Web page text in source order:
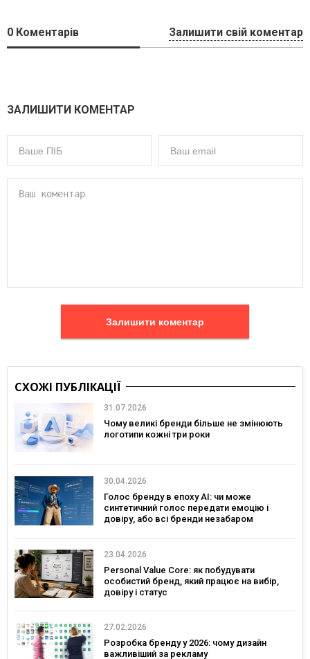
0 Коментарів Залишити свій коментар
ЗАЛИШИТИ КОМЕНТАР
Залишити коментар
СХОЖІ ПУБЛІКАЦІЇ
31.07.2026
Чому великі бренди більше не змінюють
логотипи кожні три роки
30.04.2026
Голос бренду в епоху АІ: чи може
синтетичний голос передати емоцію і
довіру, або всі бренди незабаром
23.04.2026
Personal Value Core: як побудувати
особистий бренд, який працює на вибір,
довіру і статус
27.02.2026
Розробка бренду у 2026: чому дизайн
важливіший за рекламу